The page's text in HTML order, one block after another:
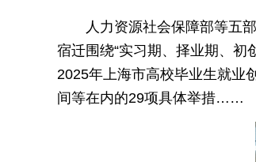
人力资源社会保障部等五
宿迁围绕“实习期、择业期、初
2025年上海市高校毕业生就业
间等在内的29项具体举措……